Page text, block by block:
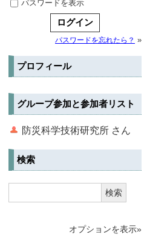
パスワードを表示
パスワードを忘れたら？ »
プロフィール
グループ参加と参加者リスト
防災科学技術研究所 さん
検索
検索
オプションを表示»